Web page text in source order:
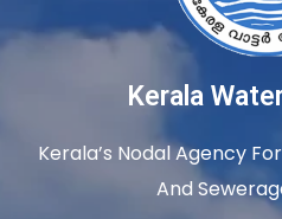
Kerala
Kerala’s Nodal Agency
And